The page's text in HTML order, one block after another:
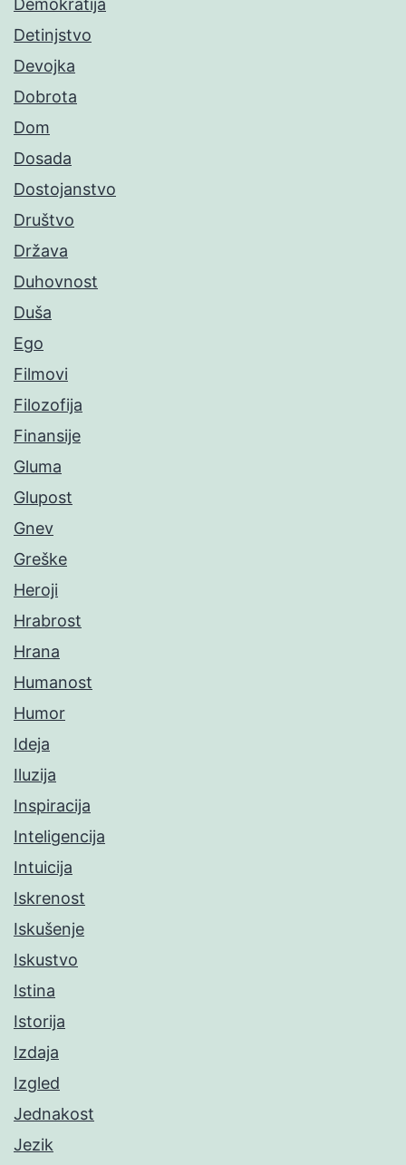
Demokratija
Detinjstvo
Devojka
Dobrota
Dom
Dosada
Dostojanstvo
Društvo
Država
Duhovnost
Duša
Ego
Filmovi
Filozofija
Finansije
Gluma
Glupost
Gnev
Greške
Heroji
Hrabrost
Hrana
Humanost
Humor
Ideja
Iluzija
Inspiracija
Inteligencija
Intuicija
Iskrenost
Iskušenje
Iskustvo
Istina
Istorija
Izdaja
Izgled
Jednakost
Jezik